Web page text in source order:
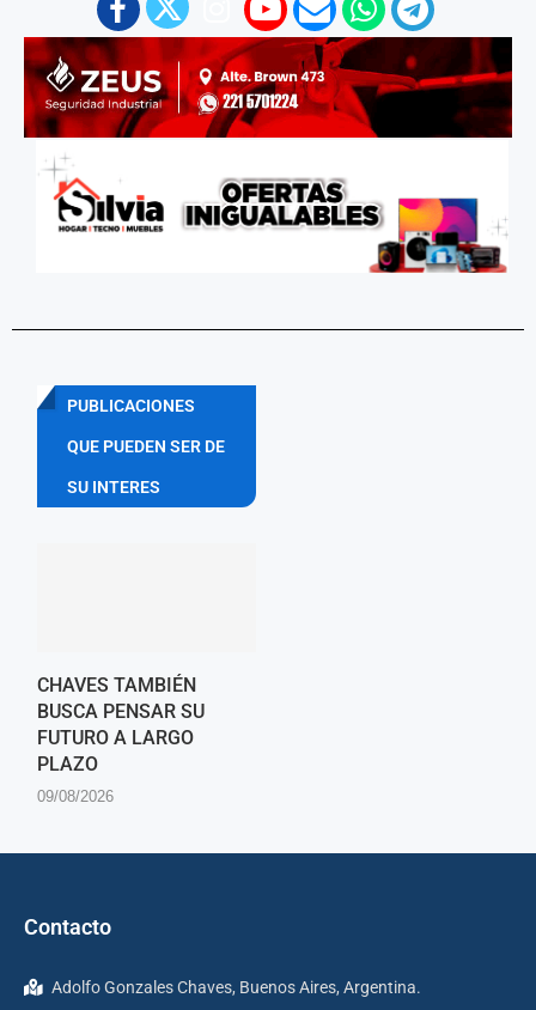
PUBLICACIONES
QUE PUEDEN SER DE
SU INTERES
CHAVES TAMBIÉN
BUSCA PENSAR SU
FUTURO A LARGO
PLAZO
09/08/2026
Contacto
Adolfo Gonzales Chaves, Buenos Aires, Argentina.